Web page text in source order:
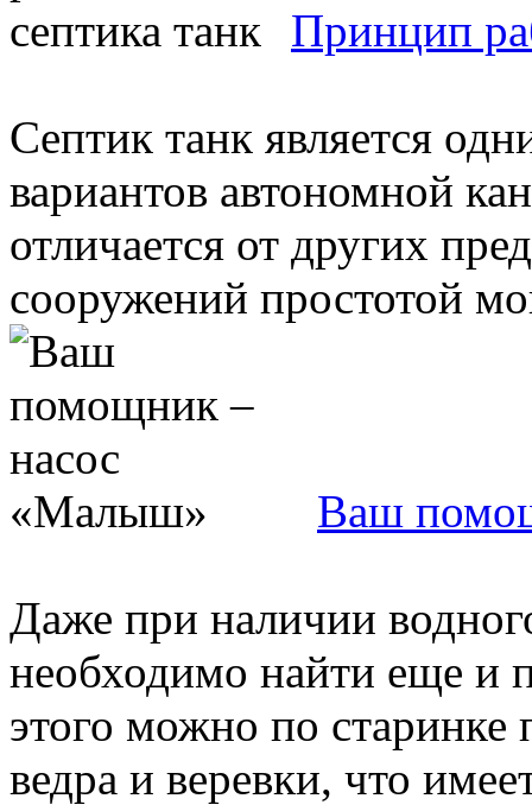
Принцип
Септик танк является
вариантов автономной
отличается от других
сооружений простотой
Ваш
Даже при наличии
необходимо найти еще и
этого можно по
ведра и веревки, что